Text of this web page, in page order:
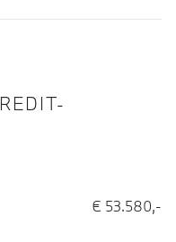
€ 53.580,-